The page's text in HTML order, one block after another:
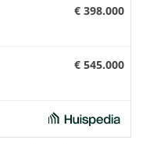
€ 398.000
€ 545.000